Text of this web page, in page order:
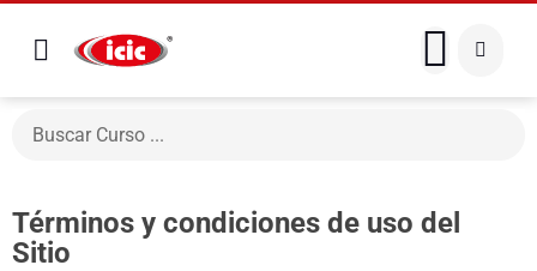
Términos y condiciones de uso del
Sitio